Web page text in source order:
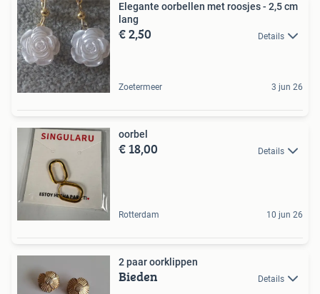
Elegante oorbellen met roosjes - 2,5 cm
lang
€ 2,50 Details
Zoetermeer 3 jun 26
oorbel
€ 18,00 Details
Rotterdam 10 jun 26
2 paar oorklippen
Bieden Details